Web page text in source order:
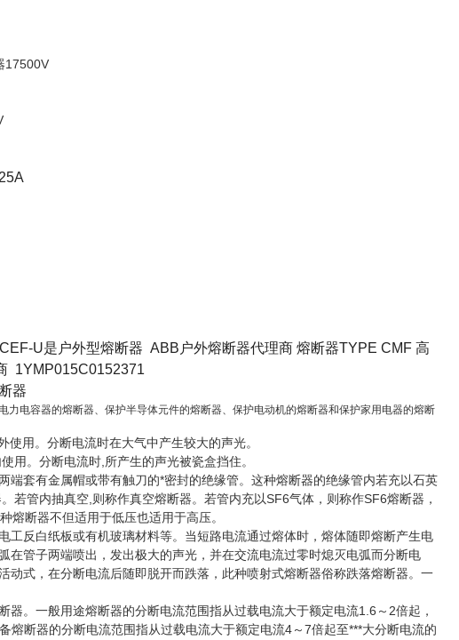
CEF-U是户外型熔断器 ABB户外熔断器代理商 熔断器TYPE CMF 高
1YMP015C0152371
器
电容器的熔断器、保护半导体元件的熔断器、保护电动机的熔断器和保护家用电器的熔断
用。分断电流时在大气中产生较大的声光。
用。分断电流时,所产生的声光被瓷盒挡住。
套有金属帽或带有触刀的*密封的绝缘管。这种熔断器的绝缘管内若充以石英
管内抽真空,则称作真空熔断器。若管内充以SF6气体，则称作SF6熔断器，
熔断器不但适用于低压也适用于高压。
反白纸板或有机玻璃材料等。当短路电流通过熔体时，熔体随即熔断产生电
管子两端喷出，发出极大的声光，并在交流电流过零时熄灭电弧而分断电
式，在分断电流后随即脱开而跌落，此种喷射式熔断器俗称跌落熔断器。一
。一般用途熔断器的分断电流范围指从过载电流大于额定电流1.6～2倍起，
断器的分断电流范围指从过载电流大于额定电流4～7倍起至***大分断电流的